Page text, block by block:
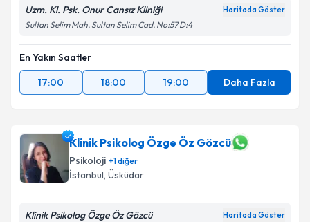
Uzm. Kl. Psk. Onur Cansız Kliniği Haritada Göster
Sultan Selim Mah. Sultan Selim Cad. No:57 D:4
En Yakın Saatler
17:00
18:00 19:00 Daha Fazla
Klinik Psikolog Özge Öz Gözcü
Psikoloji +1diğer
İstanbul, Üsküdar
Klinik Psikolog Özge Öz Gözcü Haritada Göster